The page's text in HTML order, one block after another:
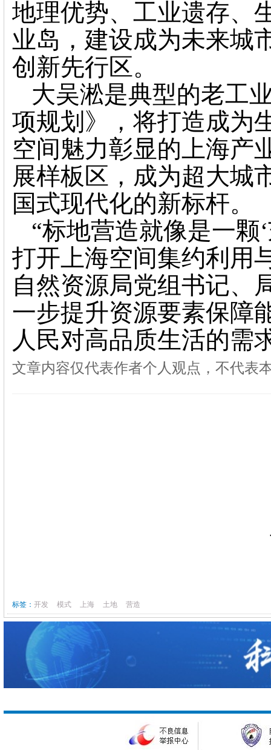
地理优势、工业遗存、
业岛，建设成为未来城
创新先行区。
大吴淞是典型的老工
项规划》，将打造成为
空间魅力彰显的上海产
展样板区，成为超大城
国式现代化的新标杆。
“标地营造就像是一颗
打开上海空间集约利用
自然资源局党组书记、
一步提升资源要素保障
人民对高品质生活的需
文章内容仅代表作者个人观点，不代表
标签： 开发 模式 上海 土地 营造